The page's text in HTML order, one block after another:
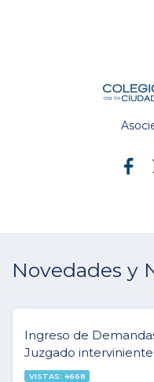
Novedades y
Ingreso de
Juzgado interviniente:
VISTAS: 4668